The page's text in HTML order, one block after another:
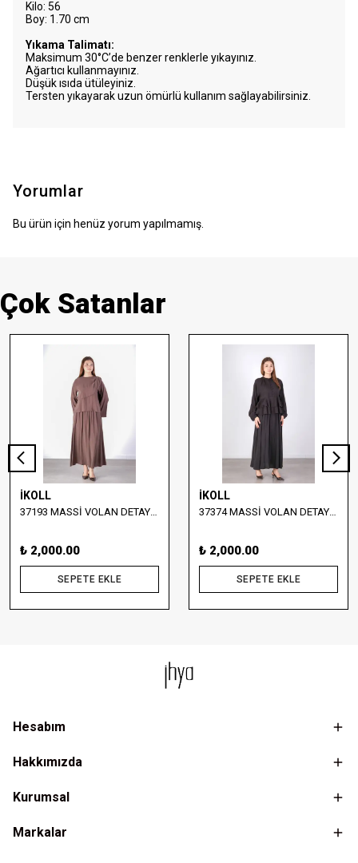
Kilo: 56
Boy: 1.70 cm
Yıkama Talimatı:
Maksimum 30°C’de benzer renklerle yıkayınız.
Ağartıcı kullanmayınız.
Düşük ısıda ütüleyiniz.
Tersten yıkayarak uzun ömürlü kullanım sağlayabilirsiniz.
Yorumlar
Bu ürün için henüz yorum yapılmamış.
Çok Satanlar
İKOLL
37193 MASSİ VOLAN DETAYLI BLUZ VE ETEK TAKIM
₺ 2,000.00
SEPETE EKLE
İKOLL
37374 MASSİ VOLAN DETAYLI BLUZ VE UZUN ETEK TAKIM
₺ 2,000.00
SEPETE EKLE
Hesabım
Hakkımızda
Kurumsal
Markalar